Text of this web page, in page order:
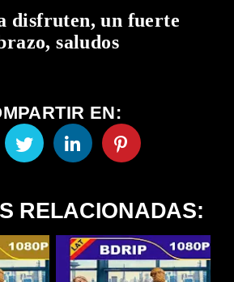
disfruten, un fuerte
saludos
EN:
RELACIONADAS: